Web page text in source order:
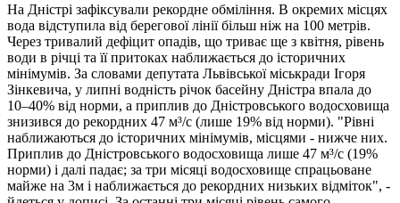
На Дністрі зафіксували рекордне обміління. В окремих місцях
вода відступила від берегової лінії більш ніж на 100 метрів.
Через тривалий дефіцит опадів, що триває ще з квітня, рівень
води в річці та її притоках наближається до історичних
мінімумів. За словами депутата Львівської міськради Ігоря
Зінкевича, у липні водність річок басейну Дністра впала до
10–40% від норми, а приплив до Дністровського водосховища
знизився до рекордних 47 м³/с (лише 19% від норми). "Рівні
наближаються до історичних мінімумів, місцями - нижче них.
Приплив до Дністровського водосховища лише 47 м³/с (19%
норми) і далі падає; за три місяці водосховище спрацьоване
майже на 3м і наближається до рекордних низьких відміток", -